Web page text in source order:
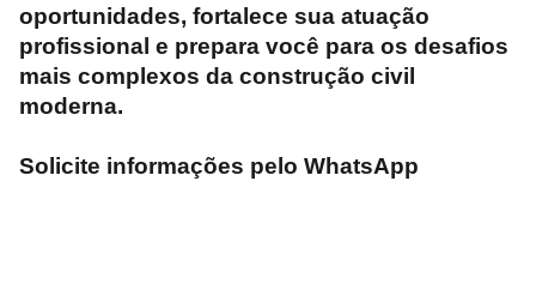
oportunidades, fortalece sua atuação
profissional e prepara você para os desafios
mais complexos da construção civil
moderna.
Solicite informações pelo WhatsApp